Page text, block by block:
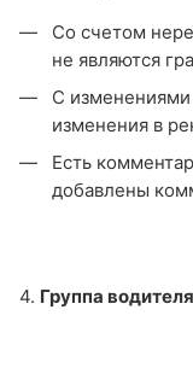
Со счетом
не являются
С
изменения в
Есть
добавлены
4. Группа водителя